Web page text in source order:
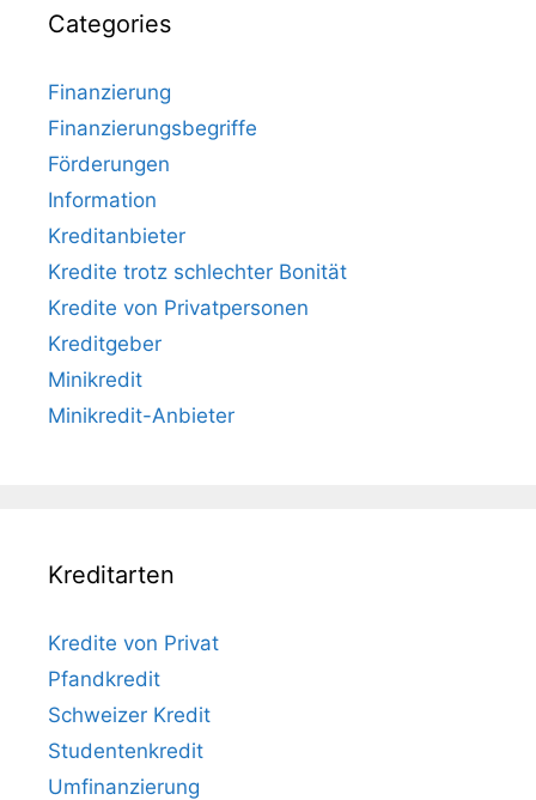
Categories
Finanzierung
Finanzierungsbegriffe
Förderungen
Information
Kreditanbieter
Kredite trotz schlechter Bonität
Kredite von Privatpersonen
Kreditgeber
Minikredit
Minikredit-Anbieter
Kreditarten
Kredite von Privat
Pfandkredit
Schweizer Kredit
Studentenkredit
Umfinanzierung